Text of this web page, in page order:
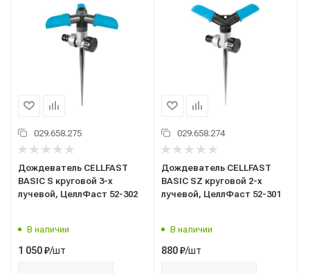
029.658.275
Дождеватель CELLFAST
BASIC S круговой 3-х
лучевой, ЦеллФаст 52-302
В наличии
1 050₽/шт
029.658.274
Дождеватель CELLFAST
BASIC SZ круговой 2-х
лучевой, ЦеллФаст 52-301
В наличии
880₽/шт